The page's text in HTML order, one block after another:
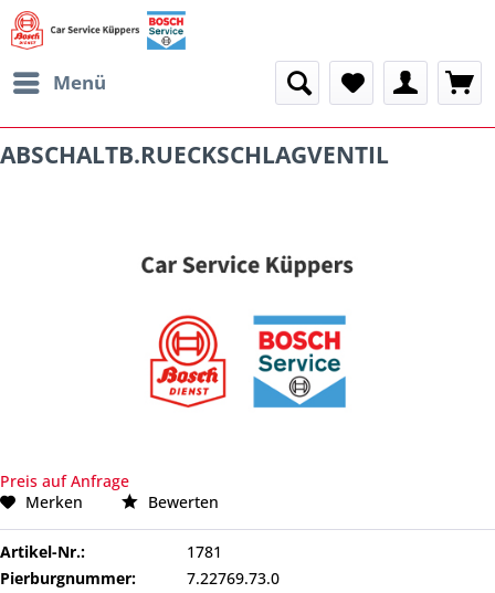
Menü
ABSCHALTB.RUECKSCHLAGVENTIL
Preis auf Anfrage
Merken
Bewerten
Artikel-Nr.:
1781
Pierburgnummer:
7.22769.73.0